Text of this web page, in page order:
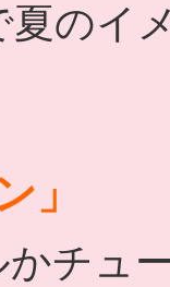
夏のイ
」
チュ